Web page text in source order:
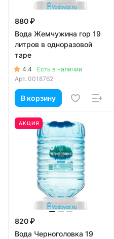
880 ₽
Вода Жемчужина гор 19
литров в одноразовой
таре
4.4
Есть в наличии
Арт. 0018762
В корзину
АКЦИЯ
820 ₽
Вода Черноголовка 19